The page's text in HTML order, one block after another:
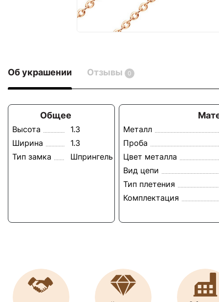
Об украшении Отзывы 0
Общее
Высота
1.3
Ширина
1.3
Тип замка
Шпрингель
Металл
Проба
Цвет металла
Вид цепи
Тип плетения
Комплектация